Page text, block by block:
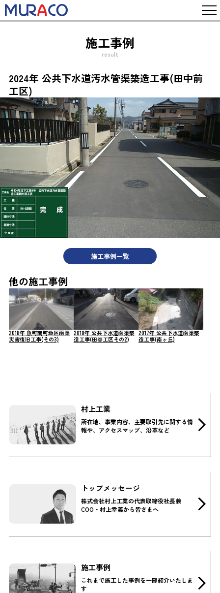
施工事例
result
2024年 公共下水道汚水管渠築造工事(田中前
工区)
施工事例一覧
他の施工事例
2018年 魚町南町地区函渠
災害復旧工事(その3)
2018年 公共下水道函渠築
造工事(田谷工区その2)
2017年 公共下水道函渠築
造工事(南ヶ丘)
村上工業
所在地、事業内容、主要取引先に関する情
報や、アクセスマップ、沿革など
トップメッセージ
株式会社村上工業の代表取締役社長兼
COO・村上幸義から皆さまへ
施工事例
これまで施工した事例を一部紹介いたしま
す